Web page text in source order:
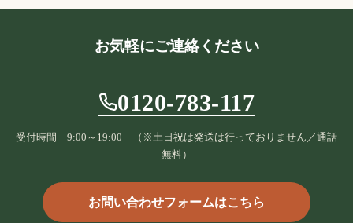
お気軽にご連絡ください
0120-783-117
受付時間 9:00～19:00 （※土日祝は発送は行っておりません／通話
無料）
お問い合わせフォームはこちら